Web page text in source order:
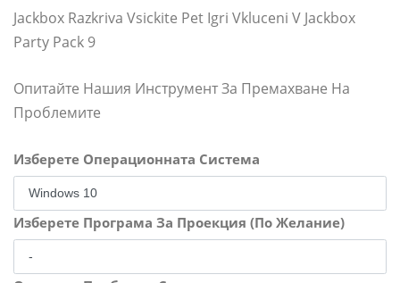
Jackbox Razkriva Vsickite Pet Igri Vkluceni V Jackbox
Party Pack 9
Опитайте Нашия Инструмент За Премахване На
Проблемите
Изберете Операционната Система
Изберете Програма За Проекция (По Желание)